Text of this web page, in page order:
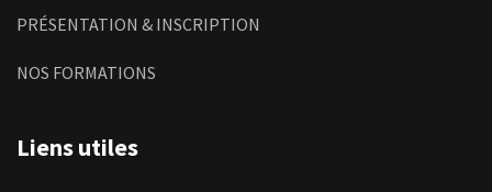
PRÉSENTATION & INSCRIPTION
NOS FORMATIONS
Liens utiles